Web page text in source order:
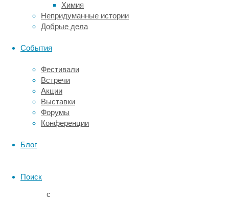
Химия
Непридуманные истории
Добрые дела
События
Фестивали
Встречи
Акции
Выставки
Форумы
Конференции
Блог
Поиск
взрослых
и
один
которые
генную
аугментацию
(gene
augmentation
—
терапию,
с